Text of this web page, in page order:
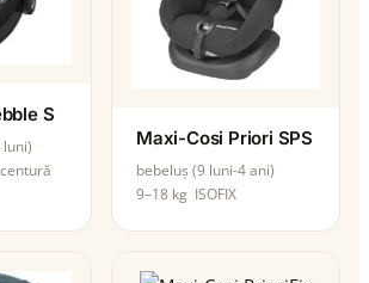
S
centură
Maxi-Cosi Priori SPS
bebeluș (9 luni-4 ani)
9–18 kg ISOFIX